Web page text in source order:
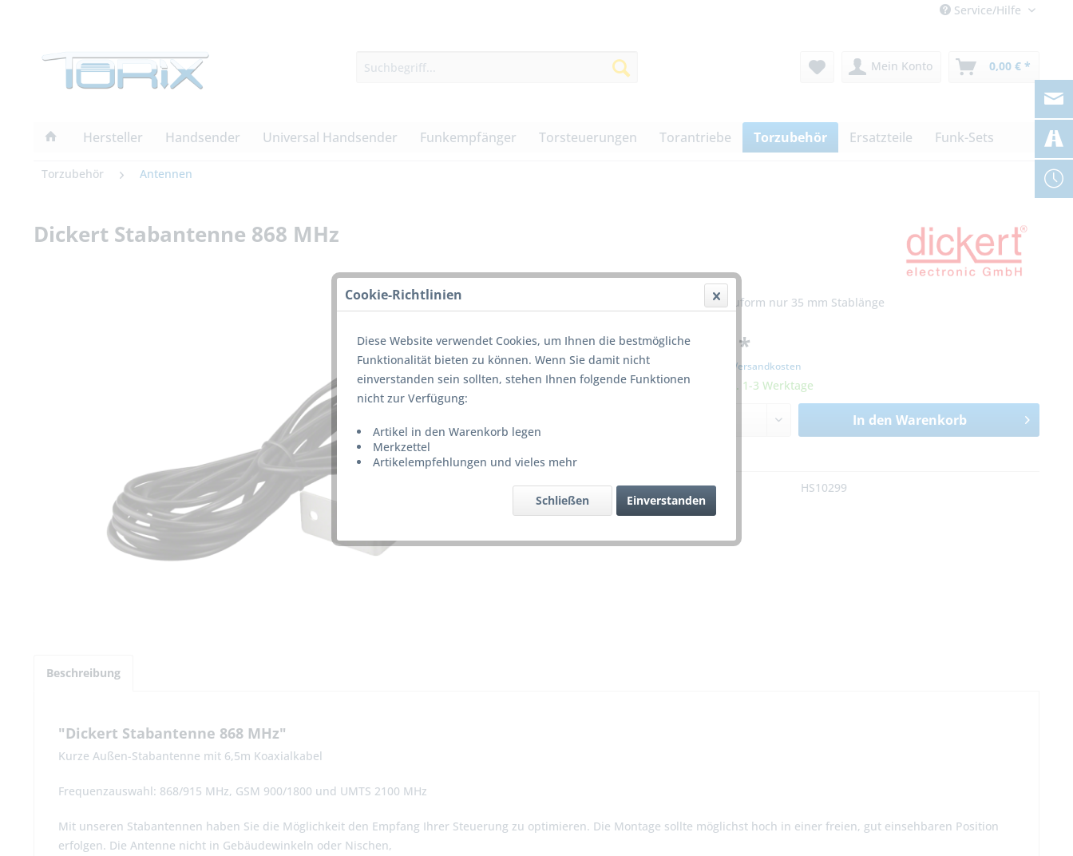
Service/Hilfe
Mein Konto 0,00 € *
Hersteller Handsender Universal Handsender Funkempfänger Torsteuerungen Torantriebe Torzubehör Ersatzteile Funk-Sets
Torzubehör Antennen
Dickert Stabantenne 868 MHz
Kurze Bauform nur 35 mm Stablänge
65,00 € *
zzgl. Versandkosten
Lieferzeit ca. 1-3 Werktage
In den Warenkorb
Artikel-Nr.: HS10299
Beschreibung
"Dickert Stabantenne 868 MHz"
Kurze Außen-Stabantenne mit 6,5m Koaxialkabel
Frequenzauswahl: 868/915 MHz, GSM 900/1800 und UMTS 2100 MHz
Mit unseren Stabantennen haben Sie die Möglichkeit den Empfang Ihrer Steuerung zu optimieren. Die Montage sollte möglichst hoch in einer freien, gut einsehbaren Position
erfolgen. Die Antenne nicht in Gebäudewinkeln oder Nischen,
Cookie-Richtlinien
Diese Website verwendet Cookies, um Ihnen die bestmögliche
Funktionalität bieten zu können. Wenn Sie damit nicht
einverstanden sein sollten, stehen Ihnen folgende Funktionen
nicht zur Verfügung:
Artikel in den Warenkorb legen
Merkzettel
Artikelempfehlungen und vieles mehr
Einverstanden
Schließen